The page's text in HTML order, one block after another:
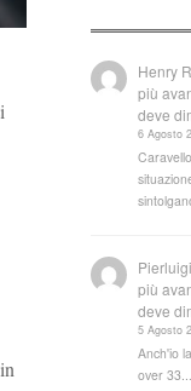
Henry
più
deve
6 Agosto
Pierluigi
più
deve
5 Agosto
Anch'io
over